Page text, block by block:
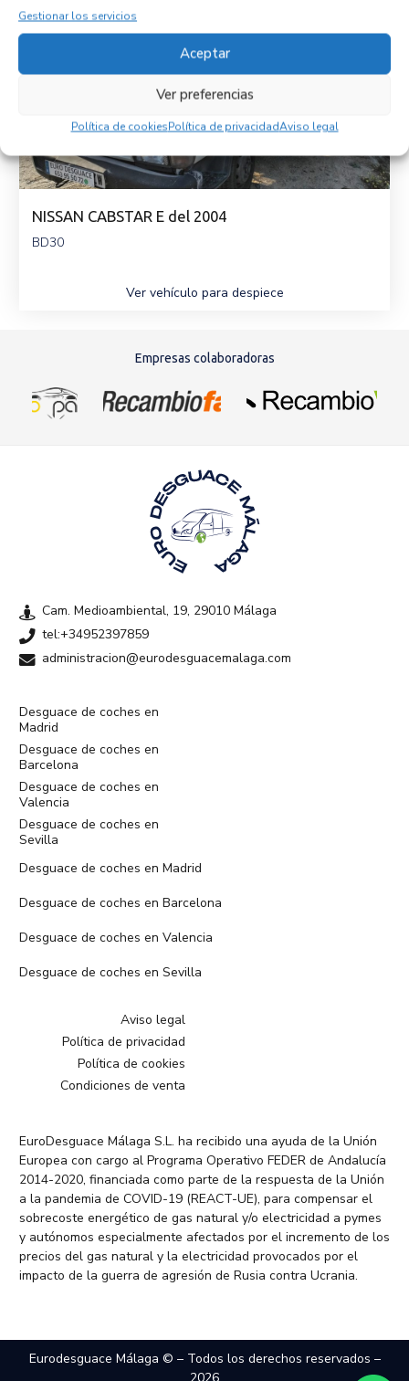
Gestionar los servicios
Aceptar
Ver preferencias
Política de cookiesPolítica de privacidadAviso legal
NISSAN CABSTAR E del 2004
BD30
Ver vehículo para despiece
Empresas colaboradoras
Cam. Medioambiental, 19, 29010 Málaga
tel:+34952397859
administracion@eurodesguacemalaga.com
Desguace de coches en
Madrid
Desguace de coches en
Barcelona
Desguace de coches en
Valencia
Desguace de coches en
Sevilla
Desguace de coches en Madrid
Desguace de coches en Barcelona
Desguace de coches en Valencia
Desguace de coches en Sevilla
Aviso legal
Política de privacidad
Política de cookies
Condiciones de venta
EuroDesguace Málaga S.L. ha recibido una ayuda de la Unión
Europea con cargo al Programa Operativo FEDER de Andalucía
2014-2020, financiada como parte de la respuesta de la Unión
a la pandemia de COVID-19 (REACT-UE), para compensar el
sobrecoste energético de gas natural y/o electricidad a pymes
y autónomos especialmente afectados por el incremento de los
precios del gas natural y la electricidad provocados por el
impacto de la guerra de agresión de Rusia contra Ucrania.
Eurodesguace Málaga © – Todos los derechos reservados –